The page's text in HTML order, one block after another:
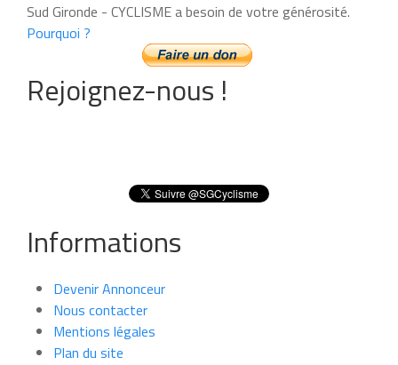
Sud Gironde - CYCLISME a besoin de votre générosité.
Pourquoi ?
Rejoignez-nous !
Informations
Devenir Annonceur
Nous contacter
Mentions légales
Plan du site